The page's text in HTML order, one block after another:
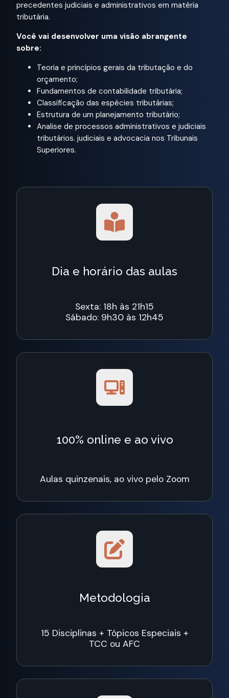
precedentes judiciais e administrativos em matéria
tributária.
Você vai desenvolver uma visão abrangente
sobre:
Teoria e princípios gerais da tributação e do
orçamento;
Fundamentos de contabilidade tributária;
Classificação das espécies tributárias;
Estrutura de um planejamento tributário;
Analise de processos administrativos e judiciais
tributários. judiciais e advocacia nos Tribunais
Superiores.
Dia e horário das aulas
Sexta: 18h às 21h15
Sábado: 9h30 às 12h45
100% online e ao vivo
Aulas quinzenais, ao vivo pelo Zoom
Metodologia
15 Disciplinas + Tópicos Especiais +
TCC ou AFC